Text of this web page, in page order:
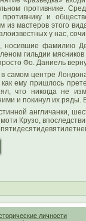
противнике.
и
мастеров этого
у нас,
носившие фамилию
гильдии
Фо. Даниель
самом центре
ему пришлось
что никогда не
и покинул их ряды.
англичанки,
Крузо,
личности